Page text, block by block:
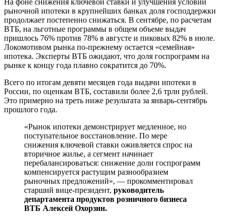
рыночной ипотеки в крупнейших банках доля господдержки
продолжает постепенно снижаться. В сентябре, по расчетам
ВТБ, на льготные программы в общем объеме выдач
пришлось 76% против 78% в августе и пиковых 82% в июле.
Локомотивом рынка по-прежнему остается «семейная»
ипотека. Эксперты ВТБ ожидают, что доля госпрограмм на
рынке к концу года плавно сократится до 70%.
Всего по итогам девяти месяцев года выдачи ипотеки в
России, по оценкам ВТБ, составили более 2,6 трлн рублей.
Это примерно на треть ниже результата за январь-сентябрь
прошлого года.
«Рынок ипотеки демонстрирует медленное, но
поступательное восстановление. По мере
снижения ключевой ставки оживляется спрос на
вторичное жилье, а сегмент начинает
перебалансироваться: снижение доли госпрограмм
компенсируется растущим разнообразием
рыночных предложений», — прокомментировал
старший вице-президент, руководитель
департамента продуктов розничного бизнеса
ВТБ Алексей Охорзин.